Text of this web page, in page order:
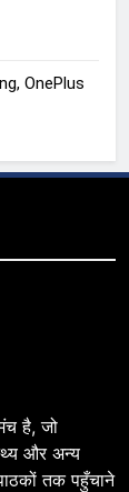
OnePlus
है, जो
और अन्य
तक पहुँचाने